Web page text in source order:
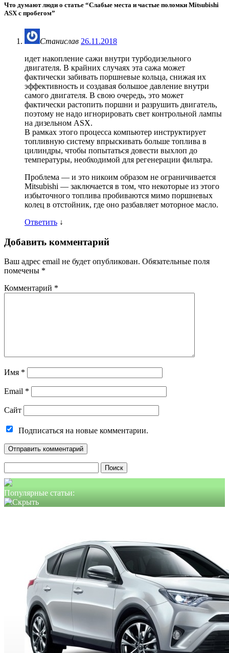
Что думают люди о статье “Слабые места и частые поломки Mitsubishi
ASX с пробегом”
Станислав 26.11.2018
идет накопление сажи внутри турбодизельного
двигателя. В крайних случаях эта сажа может
фактически забивать поршневые кольца, снижая их
эффективность и создавая большое давление внутри
самого двигателя. В свою очередь, это может
фактически растопить поршни и разрушить двигатель,
поэтому не надо игнорировать свет контрольной лампы
на дизельном ASX.
В рамках этого процесса компьютер инструктирует
топливную систему впрыскивать больше топлива в
цилиндры, чтобы попытаться довести выхлоп до
температуры, необходимой для регенерации фильтра.
Проблема — и это никоим образом не ограничивается
Mitsubishi — заключается в том, что некоторые из этого
избыточного топлива пробиваются мимо поршневых
колец в отстойник, где оно разбавляет моторное масло.
Ответить ↓
Добавить комментарий
Ваш адрес email не будет опубликован. Обязательные поля
помечены *
Комментарий *
Имя *
Email *
Сайт
Подписаться на новые комментарии.
Популярные статьи: